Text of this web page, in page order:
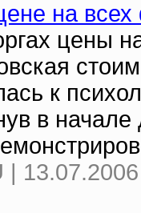
на
цены
к
в